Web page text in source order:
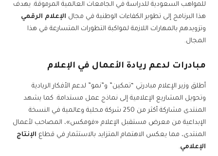
للمواهب السعودية للدراسة في الجامعات العالمية المرموقة. يهدف
هذا البرنامج إلى تطوير الكفاءات الوطنية في مجال الإعلام الرقمي
وتزويدهم بالمهارات اللازمة لمواكبة التطورات المتسارعة في هذا
المجال.
مبادرات لدعم ريادة الأعمال في الإعلام
أطلق وزير الإعلام مبادرتي “تمكين” و”نمو” لدعم الأفكار الريادية
وتحويل المشاريع الإعلامية إلى نماذج عمل مستدامة. كما يشهد
المنتدى مشاركة أكثر من 250 شركة محلية وعالمية في النسخة
الإبداعية من معرض مستقبل الإعلام «فومكس»، المصاحب لأعمال
المنتدى، مما يعكس الاهتمام المتزايد بالاستثمار في قطاع الإنتاج
الإعلامي.